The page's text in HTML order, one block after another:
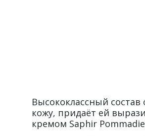
Высококлассный
кожу, придаёт ей
кремом Saphir